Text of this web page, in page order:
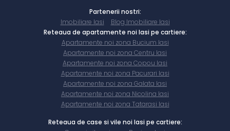
Partenerii nostri:
Imobiliare Iasi
Blog Imobiliare Iasi
Reteaua de apartamente noi Iasi pe cartiere:
Apartamente noi zona Bucium Iasi
Apartamente noi zona Centru Iasi
Apartamente noi zona Copou Iasi
Apartamente noi zona Pacurari Iasi
Apartamente noi zona Galata Iasi
Apartamente noi zona Nicolina Iasi
Apartamente noi zona Tatarasi Iasi
Reteaua de case si vile noi Iasi pe cartiere: